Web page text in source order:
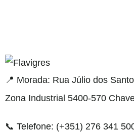
resmi adresi
📍 Morada: Rua Júlio dos
Zona Industrial 5400-570
📞 Telefone: (+351) 276 341